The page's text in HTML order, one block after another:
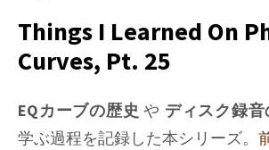
Things I Learned On
Curves, Pt. 25
EQカーブの歴史 や ディスク録音
学ぶ過程を記録した本シリーズ。